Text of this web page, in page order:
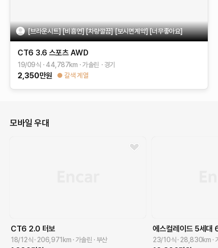
[브라운시트] [비흠연] [차량깔끔] [보시면계약] [너무좋아요]
CT6 3.6 스포츠 AWD
19/09식 44,787km 가솔린 경기
2,350만원 갈색 계열
모바일 우대
CT6 2.0 터보
18/12식 206,971km 가솔린 부산
에스컬레이드 5세대
23/10식 28,830km